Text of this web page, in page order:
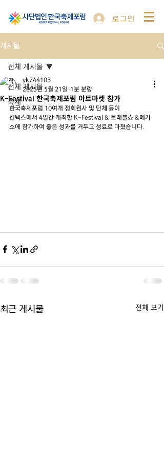
로그인
게시물
전체 게시물
축제
전체 게시물
K-Festival 한국축제포럼 아트마켓 참가
yk744103
2025년 5월 21일 1분 분량
한국축제포럼 10여개 정회원사 및 단체 등이
킨텍스에서 4일간 개최한 K-Festival & 트래블쇼 &메가
쇼에 참가하여 좋은 성과를 거두고 성료로 마쳤습니다.
최근 게시물 전체 보기